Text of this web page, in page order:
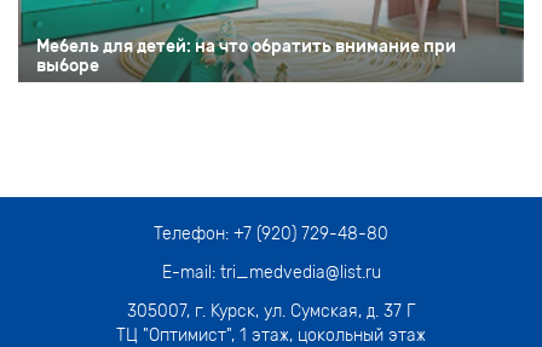
Мебель для детей: на что обратить внимание при
выборе
Телефон: +7 (920) 729-48-80
E-mail: tri_medvedia@list.ru
305007, г. Курск, ул. Сумская, д. 37 Г
ТЦ "Оптимист", 1 этаж, цокольный этаж